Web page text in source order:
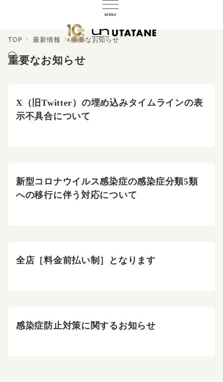
MENU
TOP 最新情報 重要なお知らせ
重要なお知らせ
X（旧Twitter）の埋め込みタイムラインの表
示不具合について
新型コロナウイルス感染症の感染症分類5類
への移行に伴う対応について
全店［料金前払い制］となります
感染症防止対策に関するお知らせ